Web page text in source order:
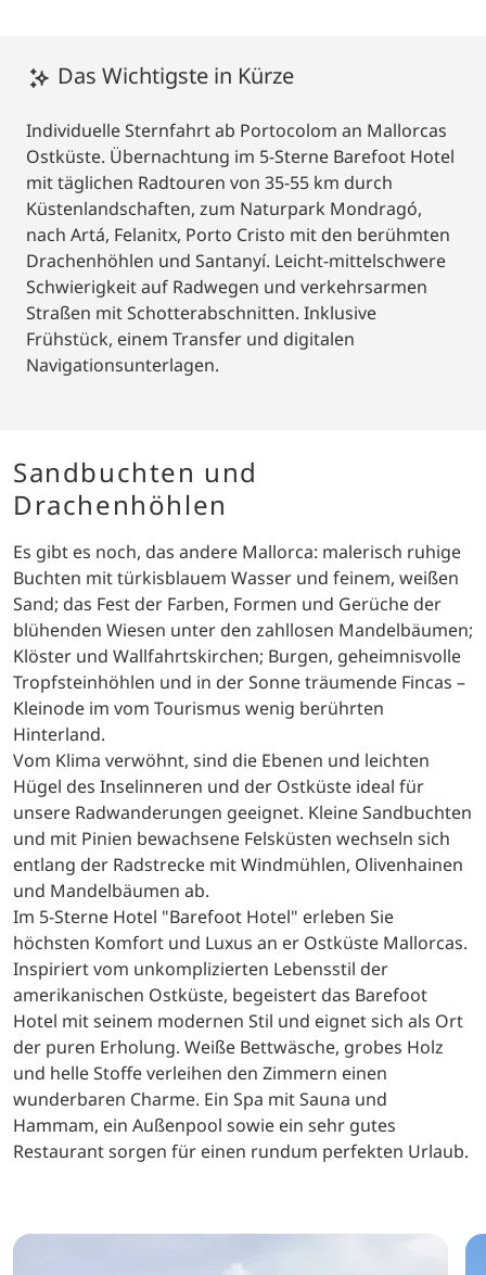
Das Wichtigste in Kürze
Individuelle Sternfahrt ab Portocolom an Mallorcas
Ostküste. Übernachtung im 5-Sterne Barefoot Hotel
mit täglichen Radtouren von 35-55 km durch
Küstenlandschaften, zum Naturpark Mondragó,
nach Artá, Felanitx, Porto Cristo mit den berühmten
Drachenhöhlen und Santanyí. Leicht-mittelschwere
Schwierigkeit auf Radwegen und verkehrsarmen
Straßen mit Schotterabschnitten. Inklusive
Frühstück, einem Transfer und digitalen
Navigationsunterlagen.
Sandbuchten und
Drachenhöhlen
Es gibt es noch, das andere Mallorca: malerisch ruhige
Buchten mit türkisblauem Wasser und feinem, weißen
Sand; das Fest der Farben, Formen und Gerüche der
blühenden Wiesen unter den zahllosen Mandelbäumen;
Klöster und Wallfahrtskirchen; Burgen, geheimnisvolle
Tropfsteinhöhlen und in der Sonne träumende Fincas –
Kleinode im vom Tourismus wenig berührten
Hinterland.
Vom Klima verwöhnt, sind die Ebenen und leichten
Hügel des Inselinneren und der Ostküste ideal für
unsere Radwanderungen geeignet. Kleine Sandbuchten
und mit Pinien bewachsene Felsküsten wechseln sich
entlang der Radstrecke mit Windmühlen, Olivenhainen
und Mandelbäumen ab.
Im 5-Sterne Hotel "Barefoot Hotel" erleben Sie
höchsten Komfort und Luxus an er Ostküste Mallorcas.
Inspiriert vom unkomplizierten Lebensstil der
amerikanischen Ostküste, begeistert das Barefoot
Hotel mit seinem modernen Stil und eignet sich als Ort
der puren Erholung. Weiße Bettwäsche, grobes Holz
und helle Stoffe verleihen den Zimmern einen
wunderbaren Charme. Ein Spa mit Sauna und
Hammam, ein Außenpool sowie ein sehr gutes
Restaurant sorgen für einen rundum perfekten Urlaub.